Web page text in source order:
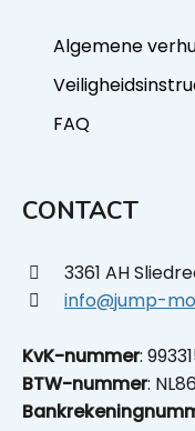
Algemene
FAQ
CONTACT
3361 AH
info@jump-
KvK-nummer:
BTW-nummer: